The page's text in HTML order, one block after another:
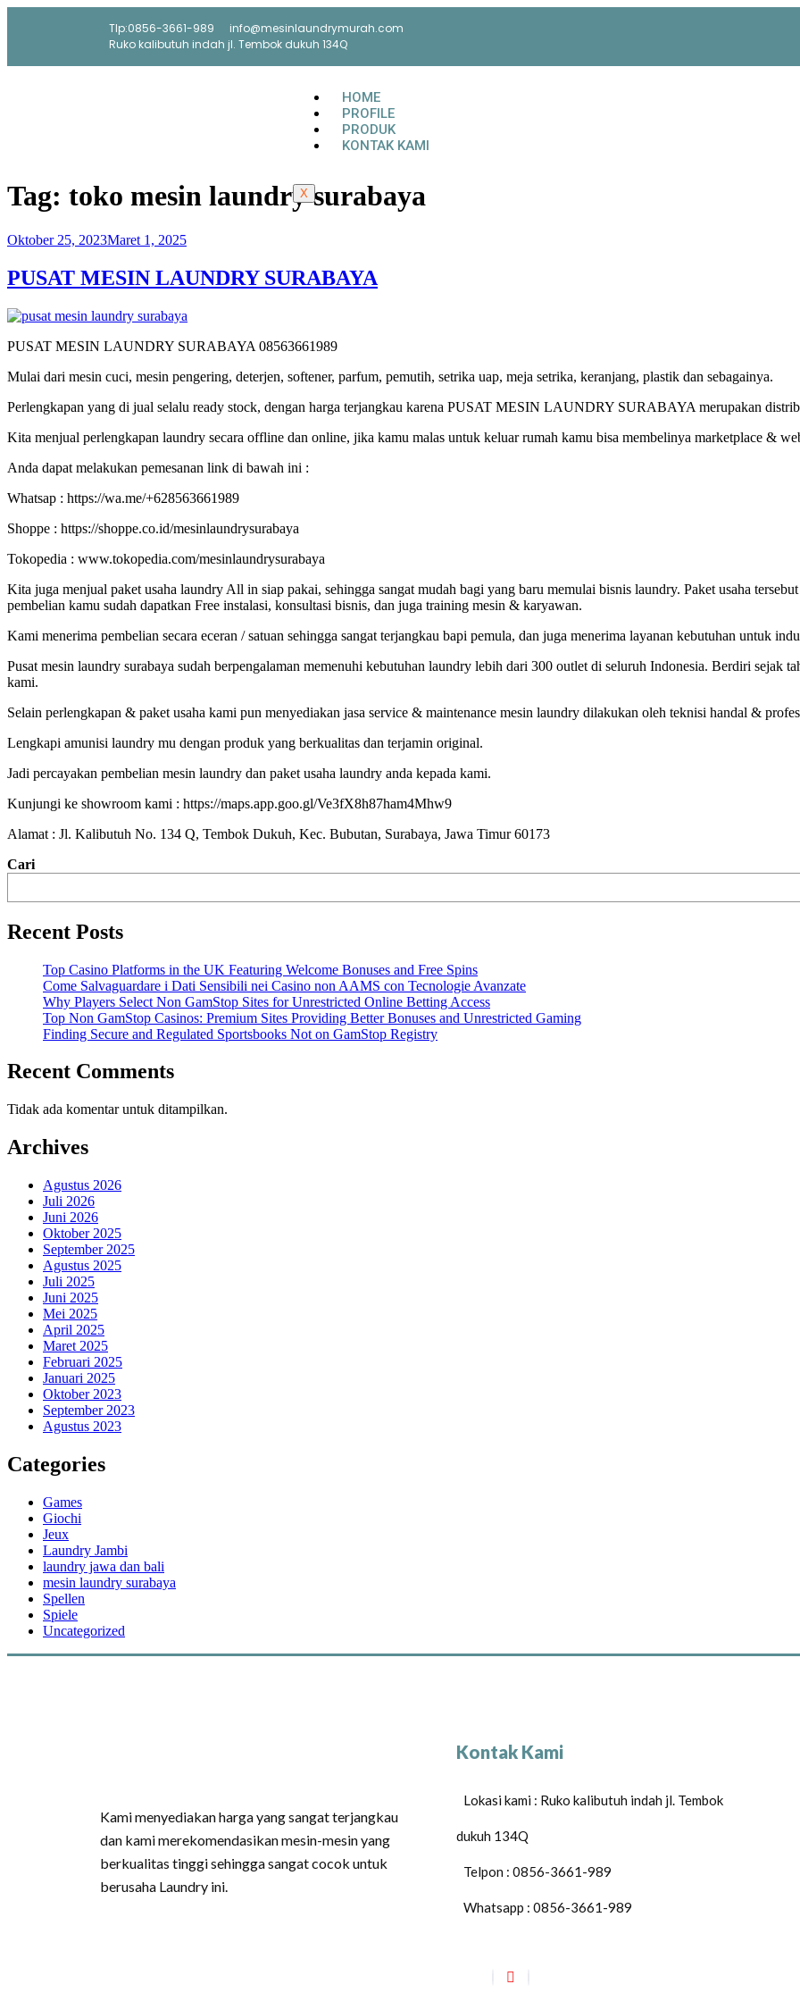
Tlp:0856-3661-989
info@mesinlaundrymurah.com
Ruko kalibutuh indah jl. Tembok dukuh 134Q
HOME
PROFILE
PRODUK
KONTAK KAMI
X
Tag: toko mesin laundry surabaya
Oktober 25, 2023Maret 1, 2025
PUSAT MESIN LAUNDRY SURABAYA
PUSAT MESIN LAUNDRY SURABAYA 08563661989
Mulai dari mesin cuci, mesin pengering, deterjen, softener, parfum, pemutih, setrika uap, meja setrika, keranjang, plastik dan sebagainya.
Perlengkapan yang di jual selalu ready stock, dengan harga terjangkau karena PUSAT MESIN LAUNDRY SURABAYA merupakan
Kita menjual perlengkapan laundry secara offline dan online, jika kamu malas untuk keluar rumah kamu bisa membelinya marketplace &
Anda dapat melakukan pemesanan link di bawah ini :
Whatsap : https://wa.me/+628563661989
Shoppe : https://shoppe.co.id/mesinlaundrysurabaya
Tokopedia : www.tokopedia.com/mesinlaundrysurabaya
Kita juga menjual paket usaha laundry All in siap pakai, sehingga sangat mudah bagi yang baru memulai bisnis laundry. Paket usaha
pembelian kamu sudah dapatkan Free instalasi, konsultasi bisnis, dan juga training mesin & karyawan.
Kami menerima pembelian secara eceran / satuan sehingga sangat terjangkau bapi pemula, dan juga menerima layanan kebutuhan untuk
Pusat mesin laundry surabaya sudah berpengalaman memenuhi kebutuhan laundry lebih dari 300 outlet di seluruh Indonesia. Berdiri sejak
kami.
Selain perlengkapan & paket usaha kami pun menyediakan jasa service & maintenance mesin laundry dilakukan oleh teknisi handal &
Lengkapi amunisi laundry mu dengan produk yang berkualitas dan terjamin original.
Jadi percayakan pembelian mesin laundry dan paket usaha laundry anda kepada kami.
Kunjungi ke showroom kami : https://maps.app.goo.gl/Ve3fX8h87ham4Mhw9
Alamat : Jl. Kalibutuh No. 134 Q, Tembok Dukuh, Kec. Bubutan, Surabaya, Jawa Timur 60173
Cari
Recent Posts
Top Casino Platforms in the UK Featuring Welcome Bonuses and Free Spins
Come Salvaguardare i Dati Sensibili nei Casino non AAMS con Tecnologie Avanzate
Why Players Select Non GamStop Sites for Unrestricted Online Betting Access
Top Non GamStop Casinos: Premium Sites Providing Better Bonuses and Unrestricted Gaming
Finding Secure and Regulated Sportsbooks Not on GamStop Registry
Recent Comments
Tidak ada komentar untuk ditampilkan.
Archives
Agustus 2026
Juli 2026
Juni 2026
Oktober 2025
September 2025
Agustus 2025
Juli 2025
Juni 2025
Mei 2025
April 2025
Maret 2025
Februari 2025
Januari 2025
Oktober 2023
September 2023
Agustus 2023
Categories
Games
Giochi
Jeux
Laundry Jambi
laundry jawa dan bali
mesin laundry surabaya
Spellen
Spiele
Uncategorized
Kami menyediakan harga yang sangat terjangkau
dan kami merekomendasikan mesin-mesin yang
berkualitas tinggi sehingga sangat cocok untuk
berusaha Laundry ini.
Kontak Kami
Lokasi kami : Ruko kalibutuh indah jl. Tembok
dukuh 134Q
Telpon : 0856-3661-989
Whatsapp : 0856-3661-989